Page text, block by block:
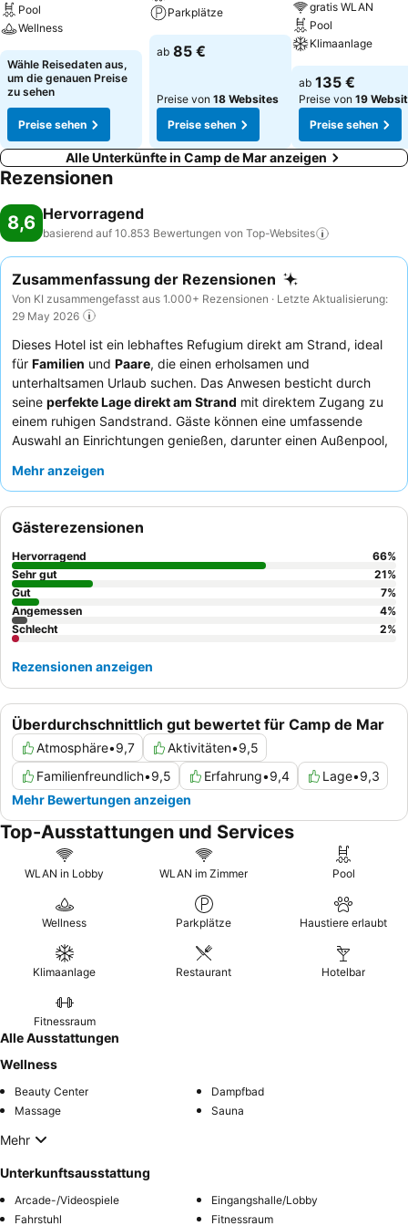
Pool
Wellness
Wähle Reisedaten aus,
um die genauen Preise
zu sehen
Preise sehen
Parkplätze
ab 85 €
Preise von 18 Websites
Preise sehen
gratis WLAN
Pool
Klimaanlage
ab 135 €
Preise von 19
Preise sehen
Alle Unterkünfte in Camp de Mar anzeigen
Rezensionen
8,6 Hervorragend
basierend auf 10.853 Bewertungen von Top-Websites
Zusammenfassung der Rezensionen
Von KI zusammengefasst aus 1.000+ Rezensionen · Letzte Aktualisierung:
29 May 2026
Dieses Hotel ist ein lebhaftes Refugium direkt am Strand, ideal
für Familien und Paare, die einen erholsamen und
unterhaltsamen Urlaub suchen. Das Anwesen besticht durch
seine perfekte Lage direkt am Strand mit direktem Zugang zu
einem ruhigen Sandstrand. Gäste können eine umfassende
Auswahl an Einrichtungen genießen, darunter einen Außenpool,
Whirlpools und einen
freundlichen Service gelobt, der das köstliche und
abwechslungsreiche Buffet mit Themenabenden perfekt
ergänzt. Für das beste Erlebnis empfiehlt es sich, ein Zimmer mit
spektakulärem Meerblick
zu buchen, um die atemberaubende
Umgebung in vollen Zügen zu genießen.
Mehr anzeigen
Überdurchschnittlich gut bewertet für Camp de Mar
Atmosphäre•9,7 Aktivitäten•9,5
Familienfreundlich•9,5 Erfahrung•9,4 Lage•9,3
Mehr Bewertungen anzeigen
Gästerezensionen
Hervorragend 66%
Sehr gut
21%
Gut
7%
Angemessen
4%
Schlecht
2%
Rezensionen anzeigen
Top-Ausstattungen und Services
WLAN in Lobby WLAN im Zimmer Pool
Wellness Parkplätze Haustiere erlaubt
Klimaanlage Restaurant Hotelbar
Fitnessraum
Alle Ausstattungen
Wellness
Beauty Center
Dampfbad
Massage
Sauna
Mehr
Unterkunftsausstattung
Arcade-/Videospiele
Eingangshalle/Lobby
Fahrstuhl
Fitnessraum